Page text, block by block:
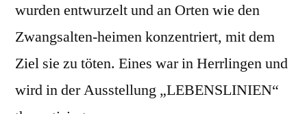
wurden entwurzelt und an Orten wie den
Zwangsalten-heimen konzentriert, mit dem
Ziel sie zu töten. Eines war in Herrlingen und
wird in der Ausstellung „LEBENSLINIEN“